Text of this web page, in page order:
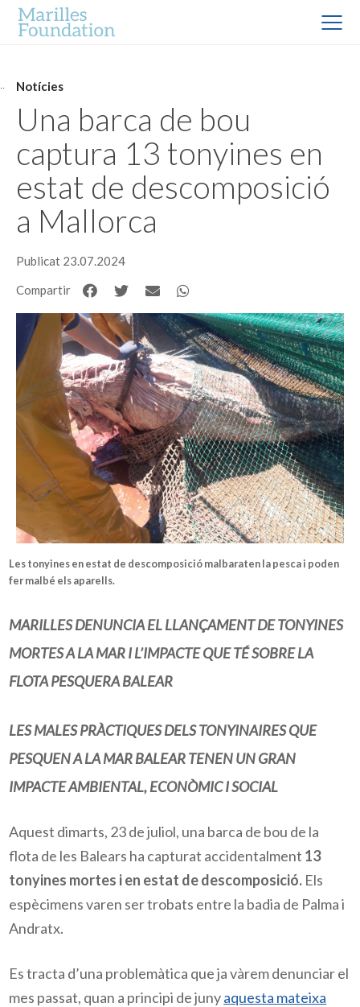
Notícies
Una barca de bou
captura 13 tonyines en
estat de descomposició
a Mallorca
Publicat 23.07.2024
Compartir
Les tonyines en estat de descomposició malbaraten la pesca i poden
fer malbé els aparells.
MARILLES DENUNCIA EL LLANÇAMENT DE TONYINES
MORTES A LA MAR I L’IMPACTE QUE TÉ SOBRE LA
FLOTA PESQUERA BALEAR
LES MALES PRÀCTIQUES DELS TONYINAIRES QUE
PESQUEN A LA MAR BALEAR TENEN UN GRAN
IMPACTE AMBIENTAL, ECONÒMIC I SOCIAL
Aquest dimarts, 23 de juliol, una barca de bou de la
flota de les Balears ha capturat accidentalment 13
tonyines mortes i en estat de descomposició. Els
espècimens varen ser trobats entre la badia de Palma i
Andratx.
Es tracta d’una problemàtica que ja vàrem denunciar el
mes passat, quan a principi de junyaquesta mateixa